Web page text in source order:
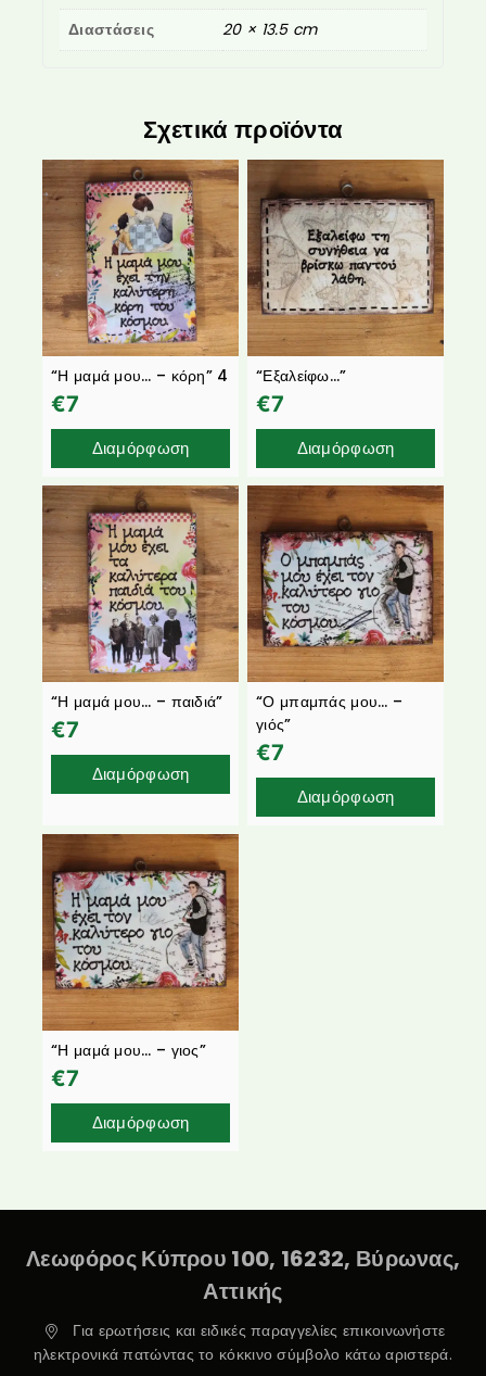
Διαστάσεις
20 × 13.5 cm
Σχετικά προϊόντα
“Η μαμά μου… – κόρη” 4
€7
Διαμόρφωση
“Εξαλείφω…”
€7
Διαμόρφωση
“Η μαμά μου… – παιδιά”
€7
Διαμόρφωση
“Ο μπαμπάς μου… –
γιός”
€7
Διαμόρφωση
“Η μαμά μου… – γιος”
€7
Διαμόρφωση
Λεωφόρος Κύπρου 100, 16232, Βύρωνας,
Αττικής
Για ερωτήσεις και ειδικές παραγγελίες επικοινωνήστε
ηλεκτρονικά πατώντας το κόκκινο σύμβολο κάτω αριστερά.